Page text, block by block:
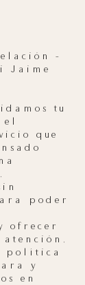
–
Jaime
tu
que
poder
ofrecer
política
y
en